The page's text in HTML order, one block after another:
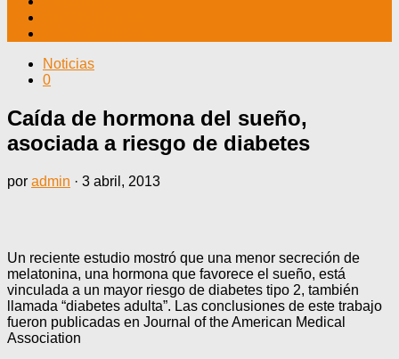
Noticias
0
Caída de hormona del sueño,
asociada a riesgo de diabetes
por admin · 3 abril, 2013
Un reciente estudio mostró que una menor secreción de
melatonina, una hormona que favorece el sueño, está
vinculada a un mayor riesgo de diabetes tipo 2, también
llamada “diabetes adulta”. Las conclusiones de este trabajo
fueron publicadas en Journal of the American Medical
Association